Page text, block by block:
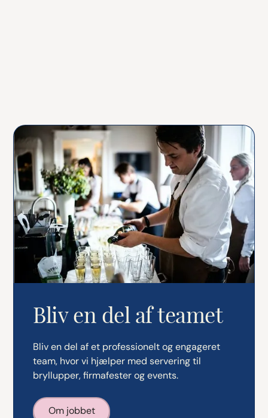
Bliv en del af teamet
Bliv en del af et professionelt og engageret
team, hvor vi hjælper med servering til
bryllupper, firmafester og events.
Om jobbet